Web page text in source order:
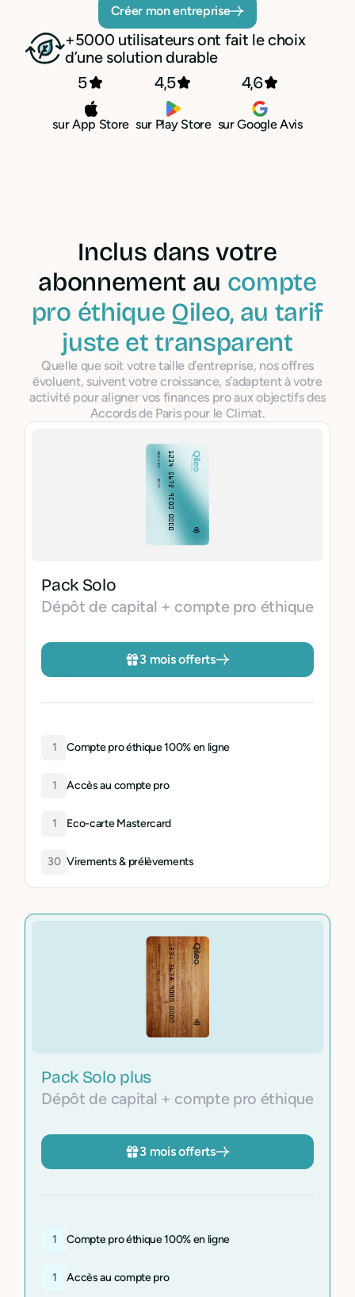
Créer mon entreprise
+5000 utilisateurs ont fait le choix
d’une solution durable
5
sur App Store
4,5
sur Play Store
4,6
sur Google Avis
Inclus dans votre
abonnement au compte
pro éthique Qileo, au tarif
juste et transparent
Quelle que soit votre taille d’entreprise, nos offres
évoluent, suivent votre croissance, s’adaptent à votre
activité pour aligner vos finances pro aux objectifs des
Accords de Paris pour le Climat.
Pack Solo
Dépôt de capital + compte pro éthique
3 mois offerts
1 Compte pro éthique 100% en ligne
1 Accès au compte pro
1 Eco-carte Mastercard
30 Virements & prélèvements
Pack Solo plus
Dépôt de capital + compte pro éthique
3 mois offerts
1 Compte pro éthique 100% en ligne
1 Accès au compte pro